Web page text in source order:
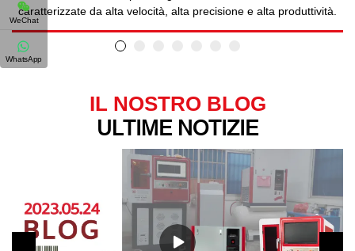
caratterizzate da alta velocità, alta precisione e alta produttività.
IL NOSTRO BLOG
ULTIME NOTIZIE
WeChat
WhatsApp